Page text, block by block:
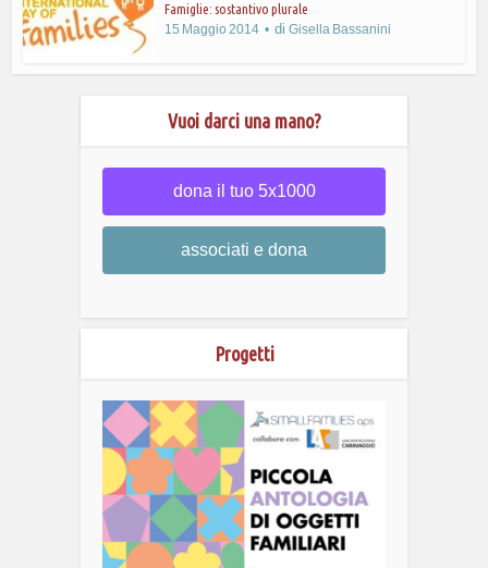
Famiglie: sostantivo plurale
15 Maggio 2014
diGisella Bassanini
Vuoi darci una mano?
dona il tuo 5x1000
associati e dona
Progetti